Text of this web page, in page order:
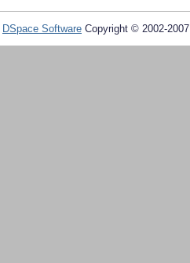
DSpace Software Copyright © 2002-2007